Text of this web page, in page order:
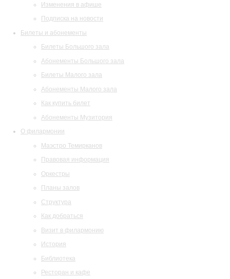
Изменения в афише
Подписка на новости
Билеты и абонементы
Билеты Большого зала
Абонементы Большого зала
Билеты Малого зала
Абонементы Малого зала
Как купить билет
Абонементы Музитория
О филармонии
Маэстро Темирканов
Правовая информация
Оркестры
Планы залов
Структура
Как добраться
Визит в филармонию
История
Библиотека
Ресторан и кафе